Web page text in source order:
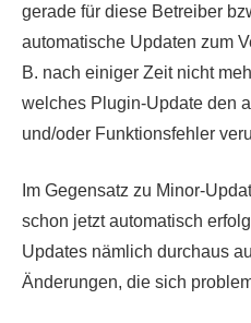
gerade für diese Betreiber
automatische Updaten zum
B. nach einiger Zeit nicht
welches Plugin-Update den
und/oder Funktionsfehler
Im Gegensatz zu Minor-
schon jetzt automatisch
Updates nämlich durchaus
Änderungen, die sich